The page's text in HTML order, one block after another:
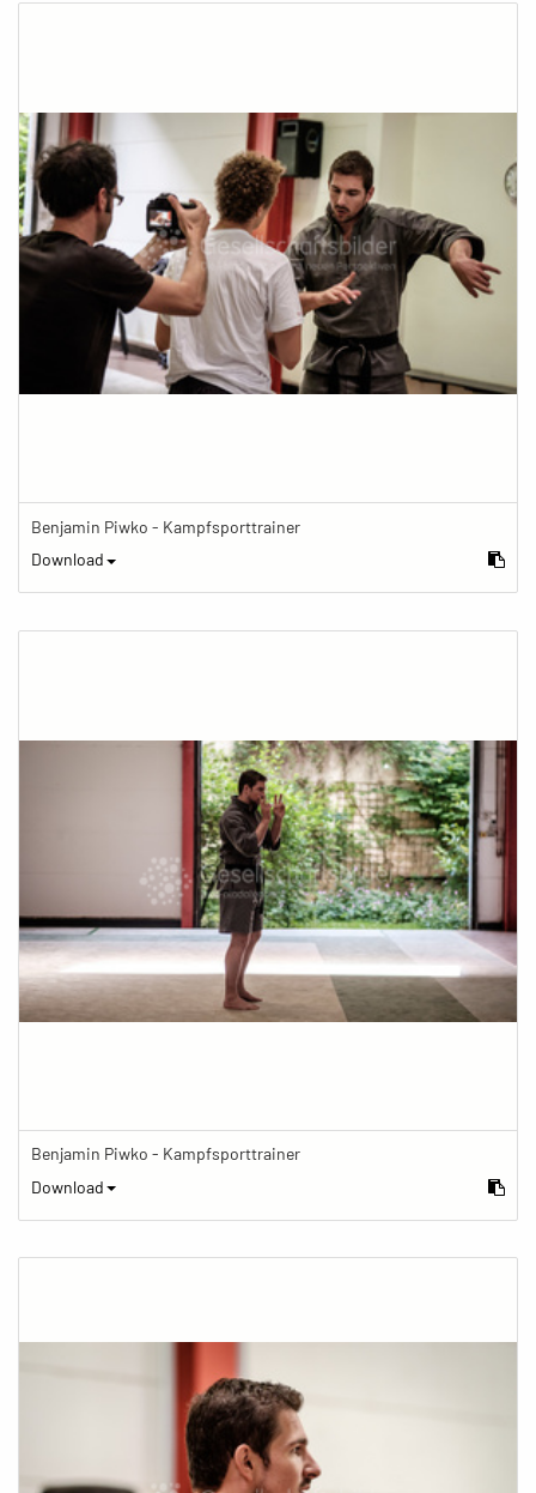
Benjamin Piwko - Kampfsporttrainer
Download
Benjamin Piwko - Kampfsporttrainer
Download